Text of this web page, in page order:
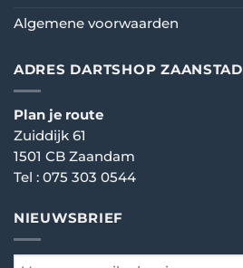
Algemene voorwaarden
ADRES DARTSHOP ZAANSTAD
Plan je route
Zuiddijk 61
1501 CB Zaandam
Tel : 075 303 0544
NIEUWSBRIEF